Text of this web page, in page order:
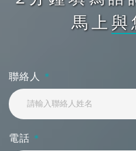
馬上與
聯絡人 *
電話 *